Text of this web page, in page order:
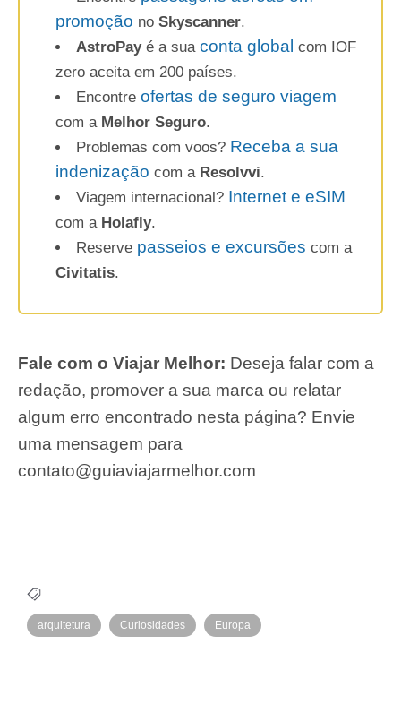
promoção no Skyscanner.
AstroPayé a sua conta global com IOF
zero aceita em 200 países.
Encontre ofertas de seguro viagem
com a Melhor Seguro.
Problemas com voos? Receba a sua
indenização com a Resolvvi.
Viagem internacional? Internet e eSIM
com a Holafly.
Reserve passeios e excursões com a
Civitatis.
Fale com o Viajar Melhor: Deseja falar com a
redação, promover a sua marca ou relatar
algum erro encontrado nesta página? Envie
uma mensagem para
contato@guiaviajarmelhor.com
arquitetura Curiosidades Europa